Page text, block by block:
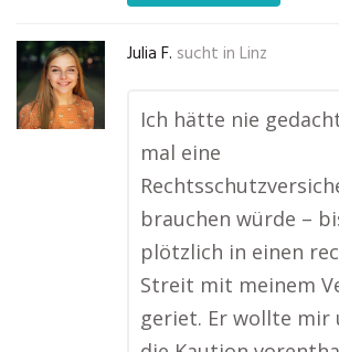
Julia F. sucht in Linz
Ich hätte nie
mal eine
brauchen würde –
plötzlich in einen
Streit mit meinem
geriet. Er wollte